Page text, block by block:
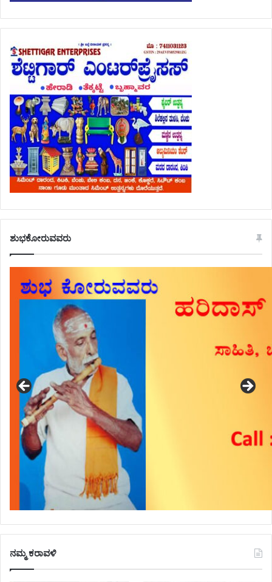
ಶುಭಕೋರುವವರು
ನಮ್ಮ ಕರಾವಳಿ